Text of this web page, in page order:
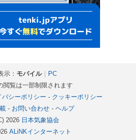
示： モバイル｜
PC
閲覧は一部制限されます
バシーポリシー - クッキーポリシー
- お問い合わせ- ヘルプ
2026 日本気象協会
ALiNKインターネット